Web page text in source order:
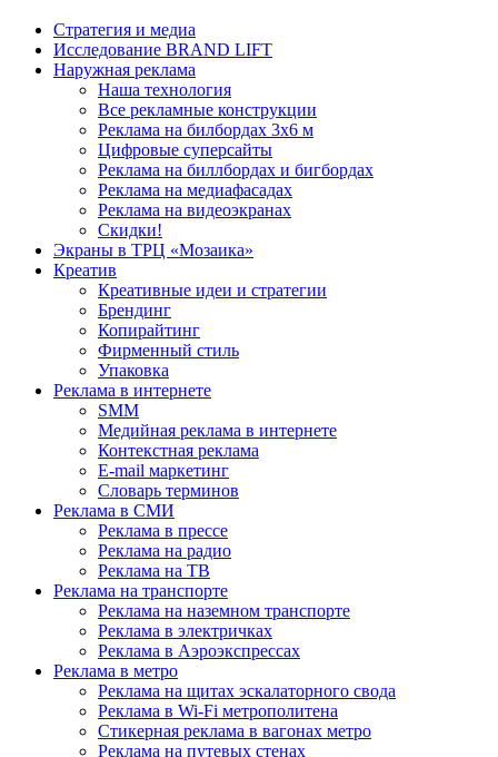
Стратегия и медиа
Исследование BRAND LIFT
Наружная реклама
Наша технология
Все рекламные конструкции
Реклама на билбордах 3х6 м
Цифровые суперсайты
Реклама на биллбордах и бигбордах
Реклама на медиафасадах
Реклама на видеоэкранах
Скидки!
Экраны в ТРЦ «Мозаика»
Креатив
Креативные идеи и стратегии
Брендинг
Копирайтинг
Фирменный стиль
Упаковка
Реклама в интернете
SMM
Медийная реклама в интернете
Контекстная реклама
E-mail маркетинг
Словарь терминов
Реклама в СМИ
Реклама в прессе
Реклама на радио
Реклама на ТВ
Реклама на транспорте
Реклама на наземном транспорте
Реклама в электричках
Реклама в Аэроэкспрессах
Реклама в метро
Реклама на щитах эскалаторного свода
Реклама в Wi-Fi метрополитена
Стикерная реклама в вагонах метро
Реклама на путевых стенах